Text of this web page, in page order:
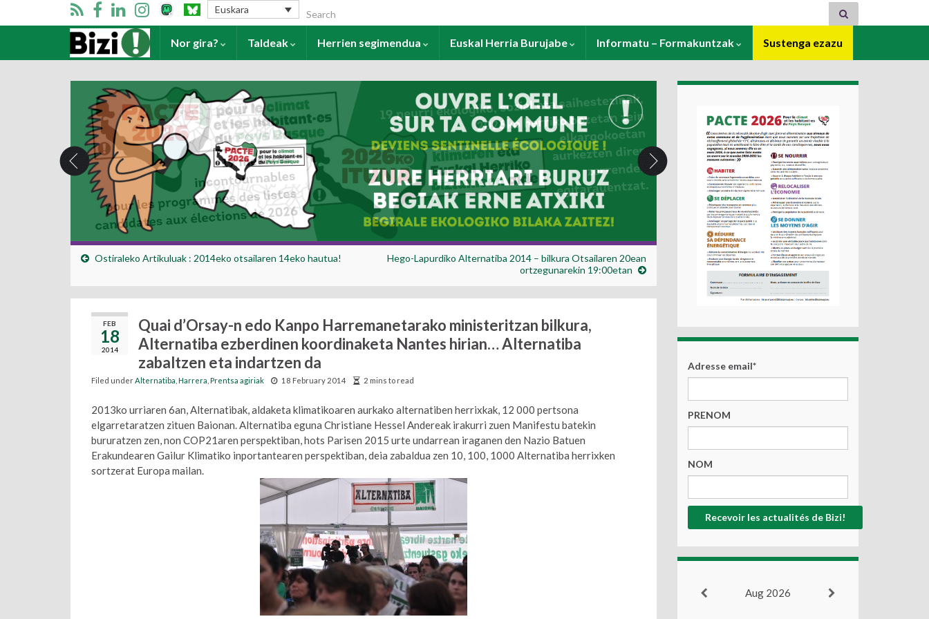
Euskara Search for:
Harrera Nor gira? Taldeak Herrien segimendua Euskal Herria Burujabe Informatu – Formakuntzak Sustenga ezazu
Ostiraleko Artikuluak : 2014eko otsailaren 14eko hautua!
Hego-Lapurdiko Alternatiba 2014 – bilkura Otsailaren 20ean
ortzegunarekin 19:00etan
FEB
18
2014
Quai d’Orsay-n edo Kanpo Harremanetarako ministeritzan bilkura,
Alternatiba ezberdinen koordinaketa Nantes hirian… Alternatiba
zabaltzen eta indartzen da
Filed underAlternatiba Harrera Prentsa agiriak 18 February 2014 2 mins to read
2013ko urriaren 6an, Alternatibak, aldaketa klimatikoaren aurkako alternatiben herrixkak, 12 000 pertsona
elgarretaratzen zituen Baionan. Alternatiba eguna Christiane Hessel Andereak irakurri zuen Manifestu batekin
bururatzen zen, non COP21aren perspektiban, hots Parisen 2015 urte undarrean iraganen den Nazio Batuen
Erakundearen Gailur Klimatiko inportantearen perspektiban, deia zabaldua zen 10, 100, 1000 Alternatiba herrixken
sortzerat Europa mailan.
Adresse email*
PRENOM
NOM
Aug 2026